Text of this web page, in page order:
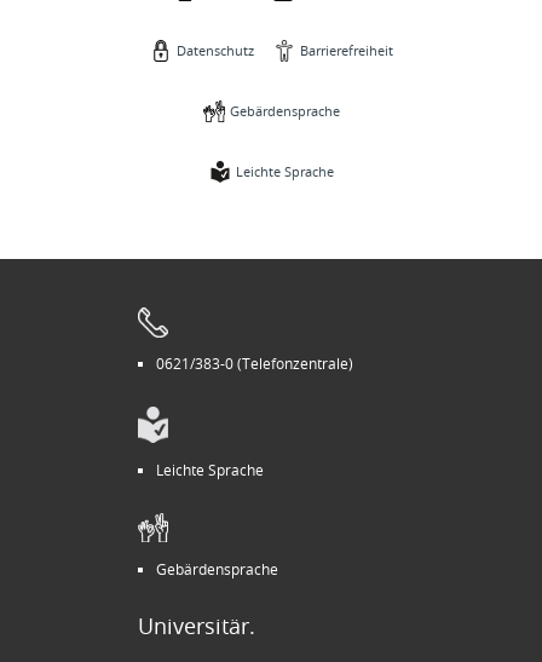
Datenschutz Barrierefreiheit
Gebärdensprache
Leichte Sprache
0621/383-0 (Telefonzentrale)
Leichte Sprache
Gebärdensprache
Universitär.